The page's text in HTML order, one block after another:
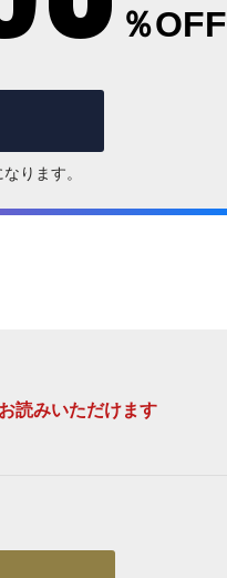
％OFF
ります。
読みいただけます